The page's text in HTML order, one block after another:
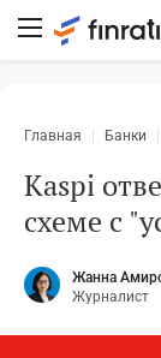
Главная Банки
Kaspi
схеме с
Жанна
Журналист